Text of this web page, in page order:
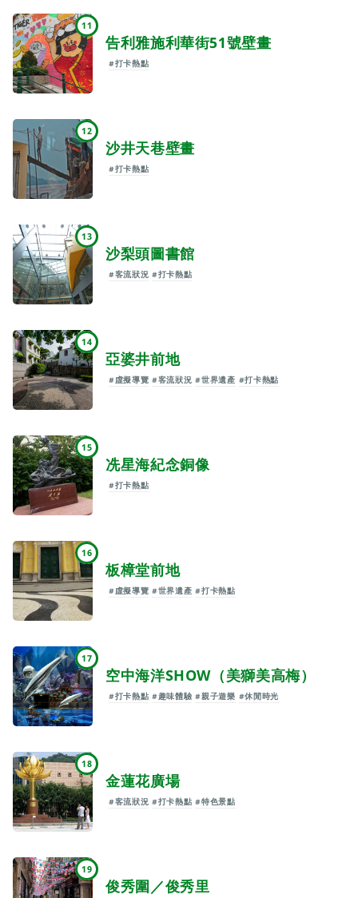
11
告利雅施利華街51號壁畫
#打卡熱點
12
沙井天巷壁畫
#打卡熱點
13
沙梨頭圖書館
#客流狀況 #打卡熱點
14
亞婆井前地
#虛擬導覽 #客流狀況 #世界遺產 #打卡熱點
15
冼星海紀念銅像
#打卡熱點
16
板樟堂前地
#虛擬導覽 #世界遺產 #打卡熱點
17
空中海洋SHOW（美獅美高梅）
#打卡熱點 #趣味體驗 #親子遊樂 #休閒時光
18
金蓮花廣場
#客流狀況 #打卡熱點 #特色景點
19
俊秀圍／俊秀里